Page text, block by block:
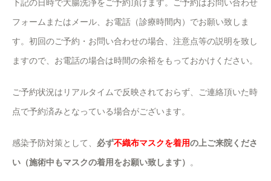
下記の日時で大腸洗浄をご予約頂けます。ご予約はお問い合わせ
フォームまたはメール、お電話（診療時間内）でお願い致しま
す。初回のご予約・お問い合わせの場合、注意点等の説明を致し
ますので、お電話の場合は時間の余裕をもっておかけください。
ご予約状況はリアルタイムで反映されておらず、ご連絡頂いた時
点で予約済みとなっている場合がございます。
感染予防対策として、 必ず不織布マスクを着用の上ご来院くださ
い（施術中もマスクの着用をお願い致します）
。